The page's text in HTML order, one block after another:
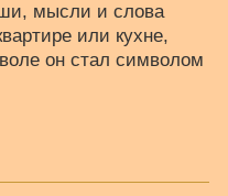
мысли и слова
или кухне,
он стал символом